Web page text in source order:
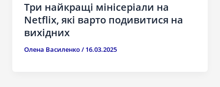
Три найкращі мінісеріали на
Netflix, які варто подивитися на
вихідних
Олена Василенко/ 16.03.2025